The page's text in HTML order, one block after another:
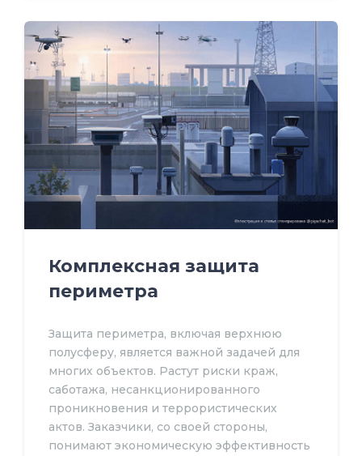
Комплексная защита
периметра
Защита периметра, включая верхнюю
полусферу, является важной задачей для
многих объектов. Растут риски краж,
саботажа, несанкционированного
проникновения и террористических
актов. Заказчики, со своей стороны,
понимают экономическую эффективность